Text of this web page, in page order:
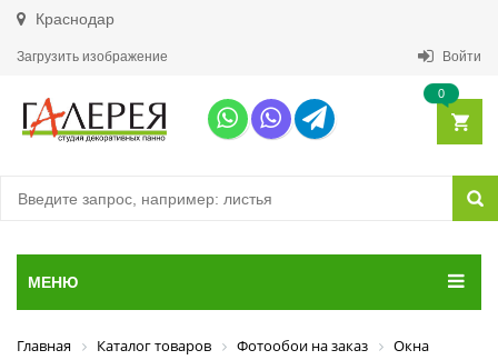
Краснодар
Загрузить изображение Войти
0
МЕНЮ
Главная Каталог товаров Фотообои на заказ
Окна